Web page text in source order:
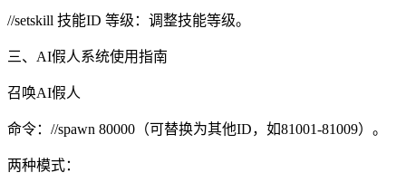
//setskill 技能ID 等级：调整技能等级。
三、AI假人系统使用指南
召唤AI假人
命令：//spawn 80000（可替换为其他ID，如81001-81009）。
两种模式：